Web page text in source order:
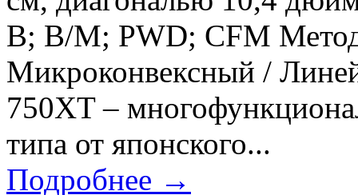
В; В/М; PWD; CFM
Микроконвексный /
750XT –
типа от японского...
Подробнее →